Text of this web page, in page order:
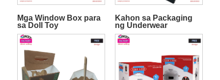
Mga Window Box para
sa Doll Toy
Kahon sa Packaging
ng Underwear